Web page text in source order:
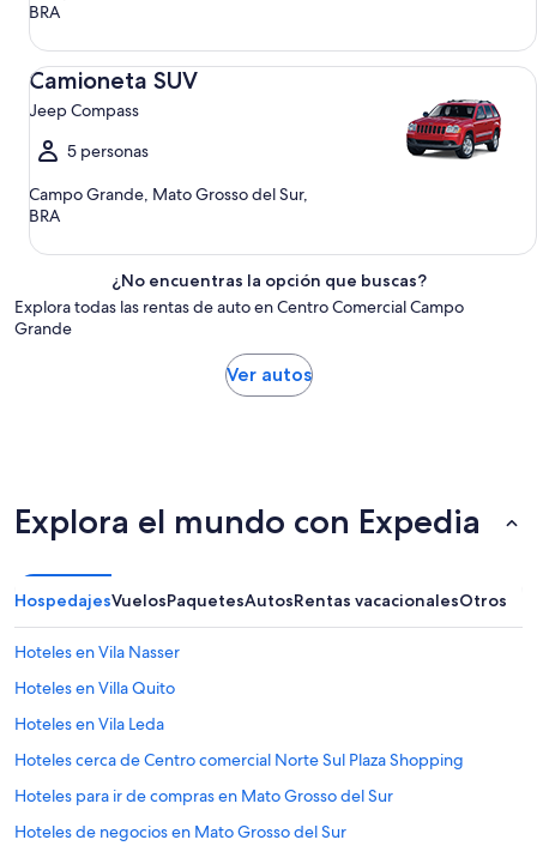
BRA
Camioneta SUV
Jeep Compass
5 personas
Campo Grande, Mato Grosso del Sur,
BRA
Camioneta SUV Jeep Compass
¿No encuentras la opción que buscas?
Explora todas las rentas de auto en Centro Comercial Campo
Grande
Ver autos
Explora el mundo con Expedia
HospedajesVuelosPaquetesAutosRentas vacacionalesOtros
Hoteles en Vila Nasser
Hoteles en Villa Quito
Hoteles en Vila Leda
Hoteles cerca de Centro comercial Norte Sul Plaza Shopping
Hoteles para ir de compras en Mato Grosso del Sur
Hoteles de negocios en Mato Grosso del Sur